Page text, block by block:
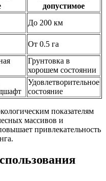
допустимое
До 200 км
От 0.5 га
Грунтовка в
хорошем состоянии
Удовлетворительное
состояние
показателям
массивов и
привлекательность